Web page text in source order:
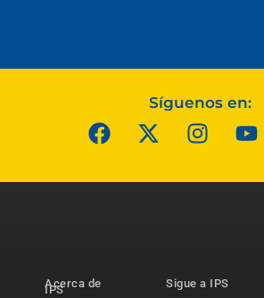
Síguenos en:
Acerca de
IPS
Sigue a IPS